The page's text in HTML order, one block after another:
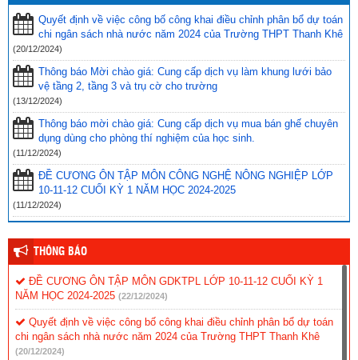
Hội thảo Chuẩn bị cho trẻ mầm non vào lớp 1
Source: Phòng GD&DTPublished on 2023-09-30
Lớp Tập huấn bồi dưỡng nâng cao năng lực chuyên môn dành cho
CBQL, GVMN cốt cán cấp thành phố năm 2023
Source: Phòng GD&DT Published on 2023-09-30
Thông báo danh sách thí sinh dự kiểm tra, sát hạch xét tuyển hợp
đồng lao động ở vị trí việc làm giáo viên năm học 2023 – 2024
Source: Phòng GD&DT Published on 2023-09-26
Thông báo kế hoạch tổ chức kiểm tra, sát hạch xét tuyển hợp đồng
lao động ở vị trí việc làm giáo viên năm học 2023 – 2024
Source: Phòng GD&DTPublished on 2023-09-22
Thông báo xét tuyển hợp đồng lao động ở vị trí việc làm giáo viên
Source: Phòng GD&DT
trang thiết bị dạy học, làm việc cho Trường THPT Hòa Xuân (nay là
Trường THPT Nguyễn Văn Thoại) (lần 3)
Source: Phòng GD&DTPublished on 2023-09-06
Văn bản hướng dẫn xét tặng Giải thưởng “Nhà giáo Đà Nẵng tiêu
biểu” năm 2023
Quyết định về việc công bố công khai điều chỉnh phân bổ dự toán
chi ngân sách nhà nước năm 2024 của Trường THPT Thanh Khê
(20/12/2024)
Thông báo Mời chào giá: Cung cấp dịch vụ làm khung lưới bảo
vệ tầng 2, tầng 3 và trụ cờ cho trường
(13/12/2024)
Thông báo mời chào giá: Cung cấp dịch vụ mua bán ghế chuyên
dụng dùng cho phòng thí nghiệm của học sinh.
(11/12/2024)
ĐỀ CƯƠNG ÔN TẬP MÔN CÔNG NGHỆ NÔNG NGHIỆP LỚP
10-11-12 CUỐI KỲ 1 NĂM HỌC 2024-2025
(11/12/2024)
THÔNG BÁO
ĐỀ CƯƠNG ÔN TẬP MÔN GDKTPL LỚP 10-11-12 CUỐI KỲ 1
NĂM HỌC 2024-2025 (22/12/2024)
Quyết định về việc công bố công khai điều chỉnh phân bổ dự toán
chi ngân sách nhà nước năm 2024 của Trường THPT Thanh Khê
(20/12/2024)